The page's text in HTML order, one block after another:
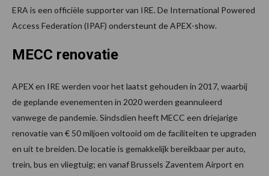
ERA is een officiële supporter van IRE. De International Powered
Access Federation (IPAF) ondersteunt de APEX-show.
MECC renovatie
APEX en IRE werden voor het laatst gehouden in 2017, waarbij
de geplande evenementen in 2020 werden geannuleerd
vanwege de pandemie. Sindsdien heeft MECC een driejarige
renovatie van € 50 miljoen voltooid om de faciliteiten te upgraden
en uit te breiden. De locatie is gemakkelijk bereikbaar per auto,
trein, bus en vliegtuig; en vanaf Brussels Zaventem Airport en